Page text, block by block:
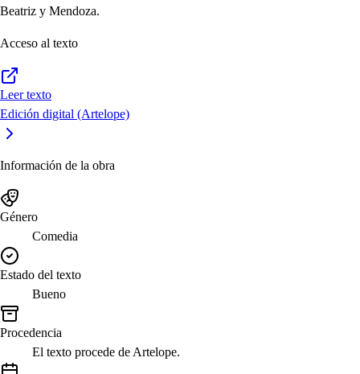
Beatriz y Mendoza.
Acceso al texto
Leer texto
Edición digital (Artelope)
Información de la obra
Género
Comedia
Estado del texto
Bueno
Procedencia
El texto procede de Artelope.